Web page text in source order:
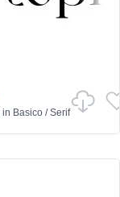
in Basico /Serif